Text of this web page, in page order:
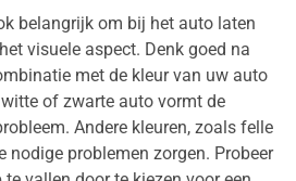
belangrijk om bij het auto laten
visuele aspect. Denk goed na
met de kleur van uw auto
of zwarte auto vormt de
Andere kleuren, zoals felle
nodige problemen zorgen. Probeer